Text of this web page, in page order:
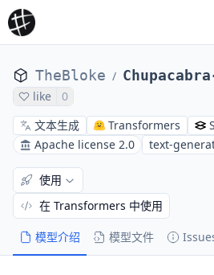
TheBloke /
like
0
文本生成
Transformers
Apache license 2.0
text-
模型介绍 模型文件
使用
在 Transformers 中使用